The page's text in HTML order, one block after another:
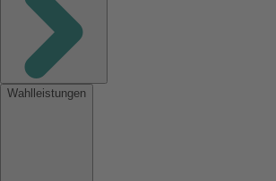
Wahlleistungen